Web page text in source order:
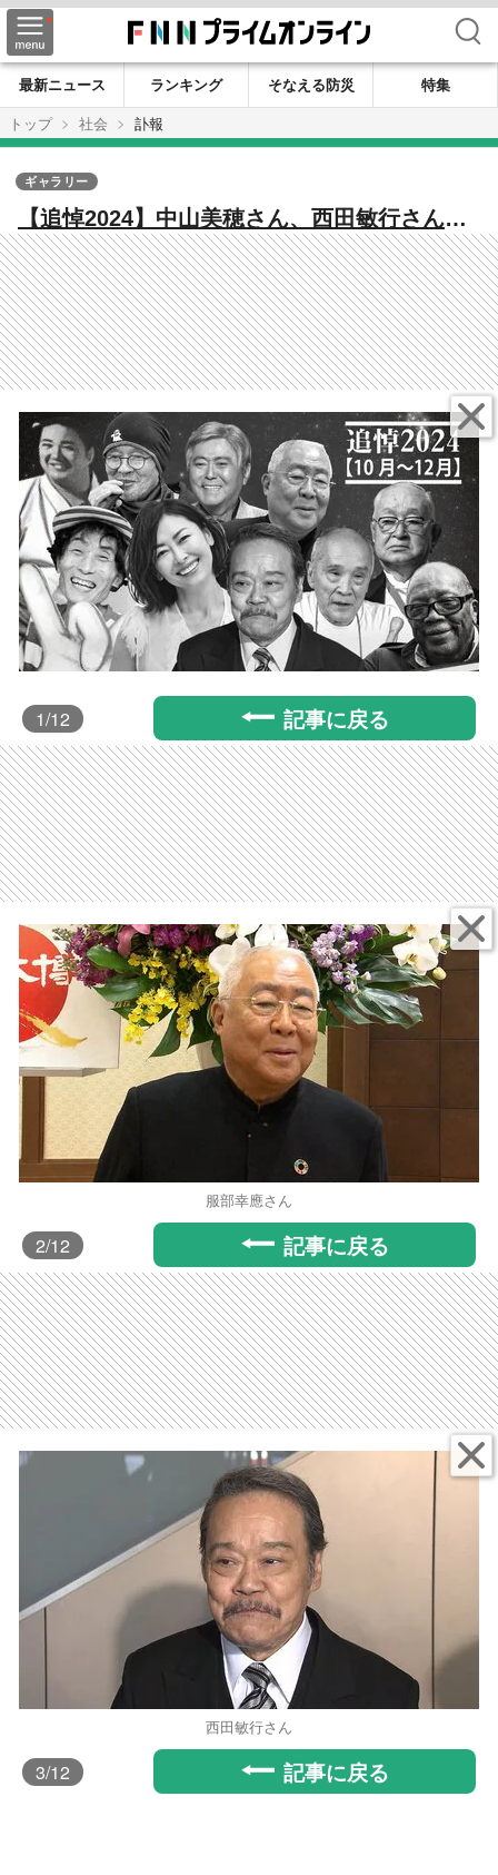
検索
最新ニュース ランキング そなえる防災
特集
トップ
社会 訃報
【追悼2024】中山美穂さん、西田敏行さん、
小倉智昭さん、渡辺恒雄さん、服部幸應さ
ん、楳図かずおさん…【10月～12月】
ギャラリー
1/12 記事に戻る
服部幸應さん
2/12 記事に戻る
西田敏行さん
3/12 記事に戻る